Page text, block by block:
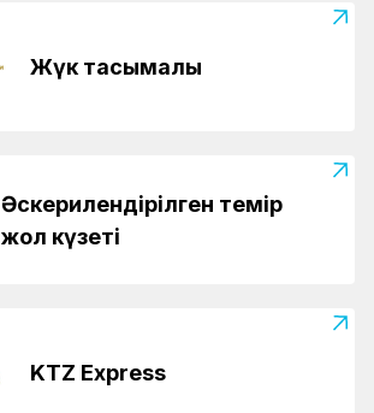
Жүк тасымалы
Әскерилендірілген темір
жол күзеті
KTZ Express